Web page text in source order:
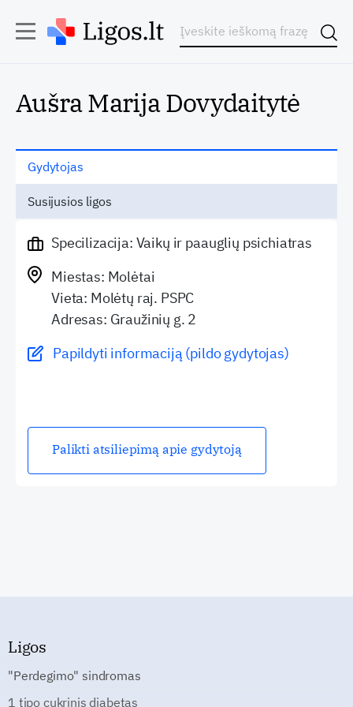
Aušra Marija Dovydaitytė
Gydytojas
Susijusios ligos
Specilizacija: Vaikų ir paauglių psichiatras
Miestas: Molėtai
Vieta: Molėtų raj. PSPC
Adresas: Graužinių g. 2
Papildyti informaciją (pildo gydytojas)
Palikti atsiliepimą apie gydytoją
Ligos
"Perdegimo" sindromas
1 tipo cukrinis diabetas